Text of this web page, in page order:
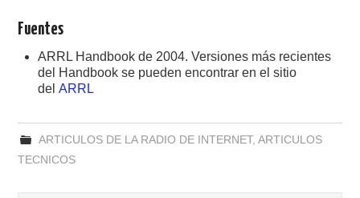
Fuentes
ARRL Handbook de 2004. Versiones más recientes
del Handbook se pueden encontrar en el sitio
delARRL
ARTICULOS DE LA RADIO DE INTERNET, ARTICULOS
TECNICOS